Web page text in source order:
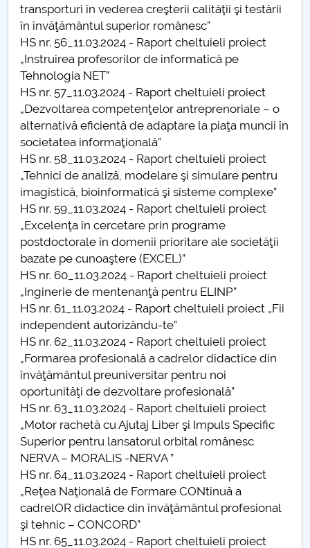
Hotărâri Senat din 31 iulie 2024
Hotărâri Senat din 20 septembrie 2024
Hotărâri Senat din 27 septembrie
Hotărâri Senat din 2 octombrie 2024
Hotărâri Senat din 14 octombrie 2024
Hotărâri Senat din 24 octombrie 2024
Hotărâri Senat din 30 octombrie 2024
Hotărâri Senat din 4 noiembrie 2024
Hotărâri Senat din 12 noiembrie 2024
Hotărâri Senat din 28 noiembrie 2024
Hotărâri Senat din 13 decembrie 2024
Hotărâri Senat din 14 iunie 2024
Hotărâri Senat din 30 mai 2024
Hotărâri Senat din 15 ianuarie 2024
Hotărâri Senat din 26 ianuarie 2024
Hotărâri Senat din 6 februarie 2024
transporturi în vederea creşterii calităţii şi testării
în învăţământul superior românesc”
HS nr. 56_11.03.2024 - Raport cheltuieli proiect
„Instruirea profesorilor de informatică pe
Tehnologia NET”
HS nr. 57_11.03.2024 - Raport cheltuieli proiect
„Dezvoltarea competenţelor antreprenoriale – o
alternativă eficientă de adaptare la piaţa muncii în
societatea informaţională”
HS nr. 58_11.03.2024 - Raport cheltuieli proiect
„Tehnici de analiză, modelare şi simulare pentru
imagistică, bioinformatică şi sisteme complexe”
HS nr. 59_11.03.2024 - Raport cheltuieli proiect
„Excelenţa în cercetare prin programe
postdoctorale în domenii prioritare ale societăţii
bazate pe cunoaştere (EXCEL)”
HS nr. 60_11.03.2024 - Raport cheltuieli proiect
„Inginerie de mentenanţă pentru ELINP”
HS nr. 61_11.03.2024 - Raport cheltuieli proiect „Fii
independent autorizându-te”
HS nr. 62_11.03.2024 - Raport cheltuieli proiect
„Formarea profesională a cadrelor didactice din
învăţământul preuniversitar pentru noi
oportunităţi de dezvoltare profesională”
HS nr. 63_11.03.2024 - Raport cheltuieli proiect
„Motor rachetă cu Ajutaj Liber şi Impuls Specific
Superior pentru lansatorul orbital românesc
NERVA – MORALIS -NERVA ”
HS nr. 64_11.03.2024 - Raport cheltuieli proiect
„Reţea Naţională de Formare CONtinuă a
cadrelOR didactice din învăţământul profesional
şi tehnic – CONCORD”
HS nr. 65_11.03.2024 - Raport cheltuieli proiect